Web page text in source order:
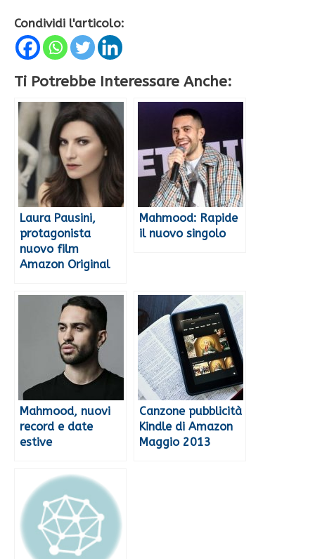
Condividi l'articolo:
Ti Potrebbe Interessare Anche:
Laura Pausini,
protagonista
nuovo film
Amazon Original
Mahmood: Rapide
il nuovo singolo
Mahmood, nuovi
record e date
estive
Canzone pubblicità
Kindle di Amazon
Maggio 2013